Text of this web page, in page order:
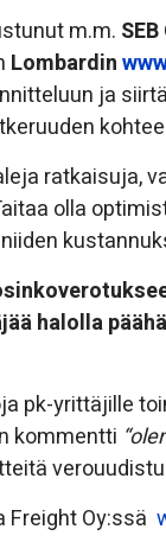
m.m.
Lombardin
ja
ratkaisuja,
olla
halolla
pk-yrittäjille
kommentti
Oy:ssä